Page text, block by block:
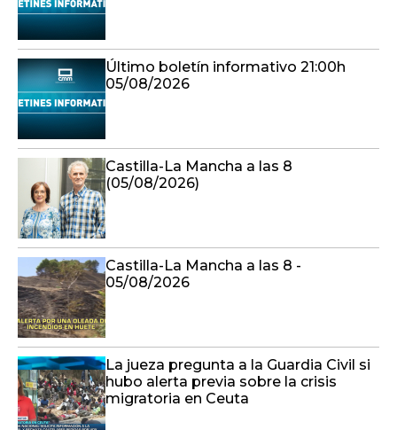
Último boletín informativo 21:00h
05/08/2026
Castilla-La Mancha a las 8
(05/08/2026)
Castilla-La Mancha a las 8 -
05/08/2026
La jueza pregunta a la Guardia Civil si
hubo alerta previa sobre la crisis
migratoria en Ceuta